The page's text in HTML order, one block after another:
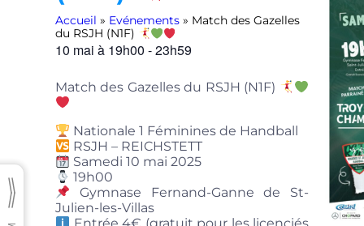
Accueil » Evénements » Match des Gazelles
du RSJH (N1F)
10 mai à 19h00 -23h59
Match des Gazelles du RSJH (N1F)
Nationale 1 Féminines de Handball
RSJH – REICHSTETT
Samedi 10 mai 2025
19h00
Gymnase Fernand-Ganne de St-
Julien-les-Villas